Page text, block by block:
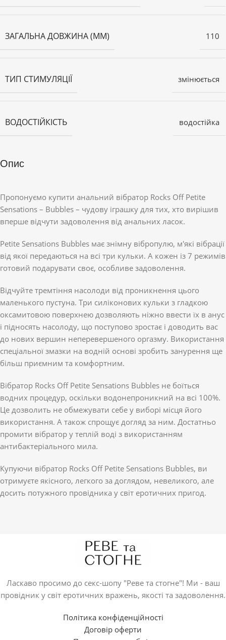
ЗАГАЛЬНА ДОВЖИНА (ММ) 110
ТИП СТИМУЛЯЦІЇ змінюється
ВОДОСТІЙКІСТЬ водостійка
Опис
Пропонуємо купити анальний вібратор Rocks Off Petite
Sensations – Bubbles – чудову іграшку для тих, хто вирішив
вперше відчути задоволення від анальних ласок.
Petite Sensations Bubbles має знімну вібропулю, м'які вібрації
від якої передаються на всі три кульки. А кожен із 7 режимів
готовий подарувати своє, особливе задоволення.
Відчуйте тремтіння насолоди від проникнення цього
маленького пустуна. Три силіконових кульки з гладкою
оксамитовою поверхнею дозволяють ніжно ввести їх в анус
і підносять насолоду, що поступово зростає і доводить вас
до нових вершин неперевершеного оргазму. Використання
спеціальної змазки на водній основі зробить занурення ще
більш приємним та комфортним.
Вібратор Rocks Off Petite Sensations Bubbles не боїться
водних процедур, оскільки водонепроникний на всі 100%.
Це дозволить не обмежувати себе у виборі місця його
використання. А також спрощує догляд за ним. Достатньо
промити вібратор у теплій воді з використанням
антибактеріального мила.
Купуючи вібратор Rocks Off Petite Sensations Bubbles, ви
отримуєте якісного, легкого за доглядом, невеликого, але
досить потужного провідника у світ еротичних пригод.
Ласкаво просимо до секс-шопу "Реве та стогне"! Ми - ваш
провідник у світ еротичних вражень, якості та задоволення.
Політика конфіденційності
Договір оферти